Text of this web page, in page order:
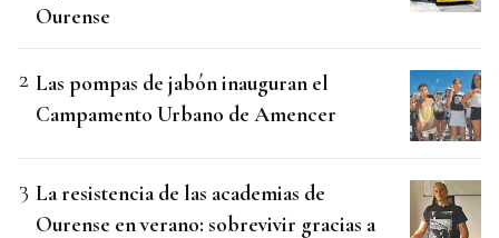
Ourense
Las pompas de jabón inauguran el
Campamento Urbano de Amencer
La resistencia de las academias de
Ourense en verano: sobrevivir gracias a